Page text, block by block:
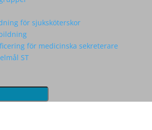
för sjuksköterskor
för medicinska sekreterare
ST